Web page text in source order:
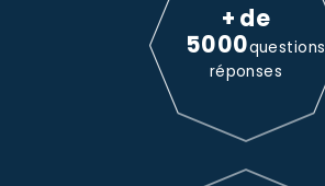
+ de
5000questions
réponses